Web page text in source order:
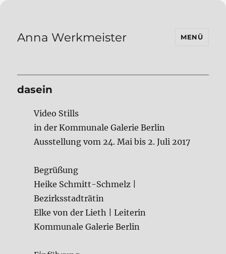
Anna Werkmeister MENÜ
dasein
Video Stills
in der Kommunale Galerie Berlin
Ausstellung vom 24. Mai bis 2. Juli 2017
Begrüßung
Heike Schmitt-Schmelz |
Bezirksstadträtin
Elke von der Lieth | Leiterin
Kommunale Galerie Berlin